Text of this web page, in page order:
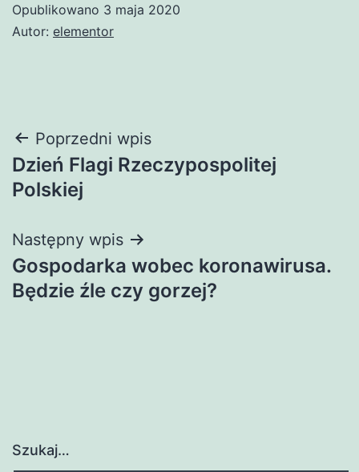
Opublikowano 3 maja 2020
Autor: elementor
Nawigacja
wpisu
Poprzedni wpis
Dzień Flagi Rzeczypospolitej
Polskiej
Następny wpis
Gospodarka wobec koronawirusa.
Będzie źle czy gorzej?
Szukaj…